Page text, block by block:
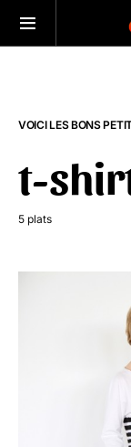
VOICI LES BONS
t-
5 plats